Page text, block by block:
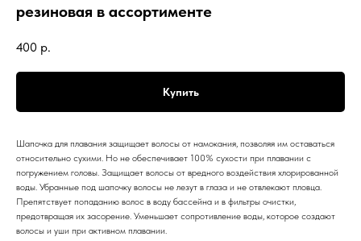
резиновая в ассортименте
400 р.
Купить
Шапочка для плавания защищает волосы от намокания, позволяя им оставаться
относительно сухими. Но не обеспечивает 100% сухости при плавании с
погружением головы. Защищает волосы от вредного воздействия хлорированной
воды. Убранные под шапочку волосы не лезут в глаза и не отвлекают пловца.
Препятствует попаданию волос в воду бассейна и в фильтры очистки,
предотвращая их засорение. Уменьшает сопротивление воды, которое создают
волосы и уши при активном плавании.